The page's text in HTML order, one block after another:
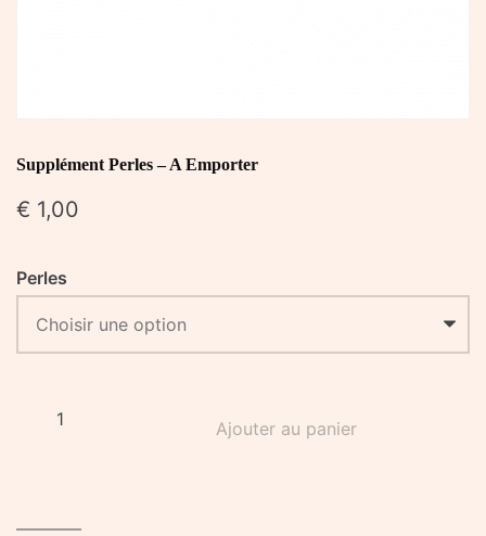
Supplément Perles – A Emporter
€ 1,00
Perles
quantité
Ajouter au panier